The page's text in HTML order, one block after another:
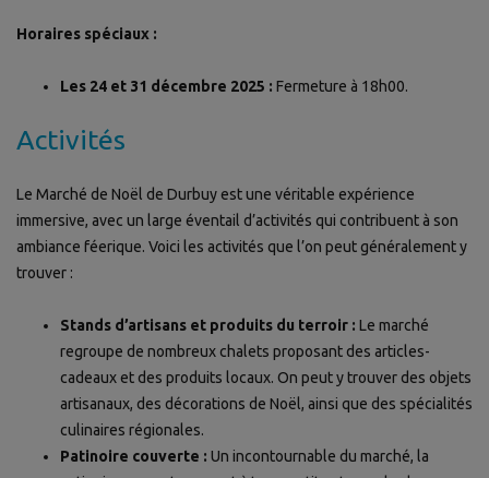
Horaires spéciaux :
Les 24 et 31 décembre 2025 : Fermeture à 18h00.
Activités
Le Marché de Noël de Durbuy est une véritable expérience
immersive, avec un large éventail d’activités qui contribuent à son
ambiance féerique. Voici les activités que l’on peut généralement y
trouver :
Stands d’artisans et produits du terroir : Le marché
regroupe de nombreux chalets proposant des articles-
cadeaux et des produits locaux. On peut y trouver des objets
artisanaux, des décorations de Noël, ainsi que des spécialités
culinaires régionales.
Patinoire couverte : Un incontournable du marché, la